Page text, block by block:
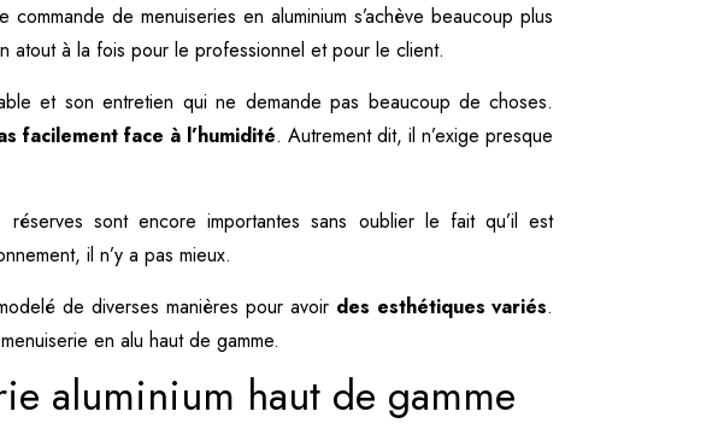
commande de menuiseries en aluminium s’achève beaucoup plus
atout à la fois pour le professionnel et pour le client.
et son entretien qui ne demande pas beaucoup de choses.
facilement face à l’humidité. Autrement dit, il n’exige presque
réserves sont encore importantes sans oublier le fait qu’il est
il n’y a pas mieux.
de diverses manières pour avoirdes esthétiques variés.
en alu haut de gamme.
aluminium haut de gamme